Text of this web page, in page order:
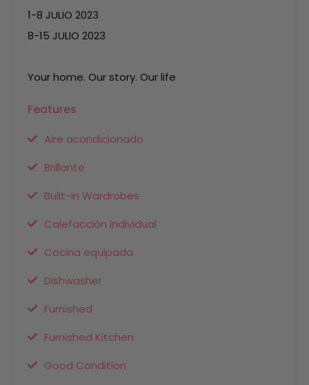
1-8 JULIO 2023
8-15 JULIO 2023
Your home. Our story. Our life
Features
Aire acondicionado
Brillante
Built-in Wardrobes
Calefacción individual
Cocina equipada
Dishwasher
Furnished
Furnished Kitchen
Good Condition